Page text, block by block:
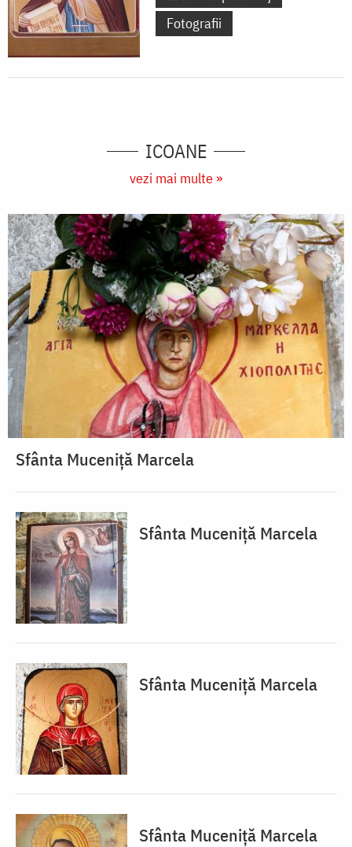
Fotografii
ICOANE
vezi mai multe »
Sfânta Muceniță Marcela
Sfânta Muceniță Marcela
Sfânta Muceniță Marcela
Sfânta Muceniță Marcela